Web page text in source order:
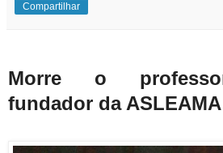
Compartilhar
Morre o
fundador da ASLEAMA